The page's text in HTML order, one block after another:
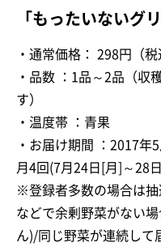
「もったいないグ
・通常価格： 298円（税
・品数 ：1品～2品（収
す）
・温度帯 ：青果
・お届け期間 ：2017年
月4回(7月24日[月]～28
※登録者多数の場合は
などで余剰野菜がない
ん)/同じ野菜が連続して